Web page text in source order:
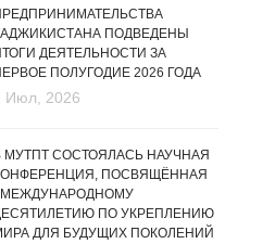
ПОДВЕДЕНЫ
ДЕЯТЕЛЬНОСТИ ЗА
ПОЛУГОДИЕ 2026 ГОДА
Июл, 2026
МУТПТ СОСТОЯЛАСЬ НАУЧНАЯ
ПОСВЯЩЁННАЯ
ПО УКРЕПЛЕНИЮ
ДЛЯ БУДУЩИХ ПОКОЛЕНИЙ